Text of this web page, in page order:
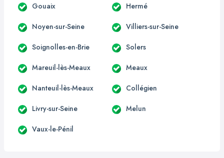
Gouaix Hermé
Noyen-sur-Seine Villiers-sur-Seine
Soignolles-en-Brie Solers
Mareuil-lès-Meaux Meaux
Nanteuil-lès-Meaux Collégien
Livry-sur-Seine Melun
Vaux-le-Pénil